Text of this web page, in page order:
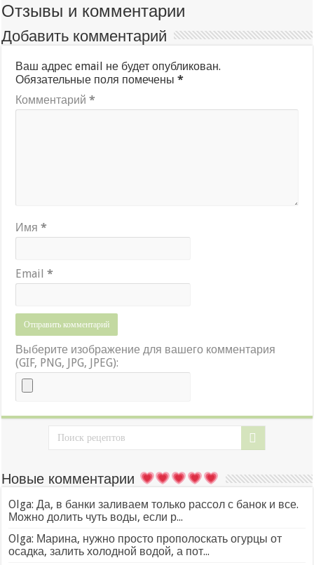
Отзывы и комментарии
Добавить комментарий
Ваш адрес email не будет опубликован.
Обязательные поля помечены*
Комментарий*
Имя*
Email*
Выберите изображение для вашего комментария
(GIF, PNG, JPG, JPEG):
Новые комментарии
Olga: Да, в банки заливаем только рассол с банок и все.
Можно долить чуть воды, если р...
Olga: Марина, нужно просто прополоскать огурцы от
осадка, залить холодной водой, а пот...